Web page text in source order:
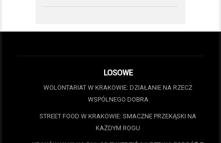
LOSOWE
WOLONTARIAT W KRAKOWIE: DZIAŁANIE NA RZECZ
WSPÓLNEGO DOBRA
STREET FOOD W KRAKOWIE: SMACZNE PRZEKĄSKI NA
KAŻDYM ROGU